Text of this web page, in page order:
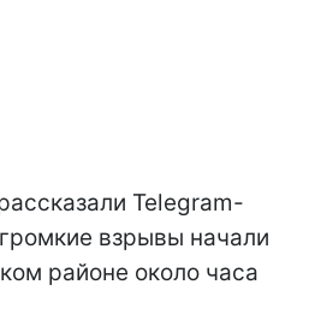
Telegram-
взрывы начали
районе около часа